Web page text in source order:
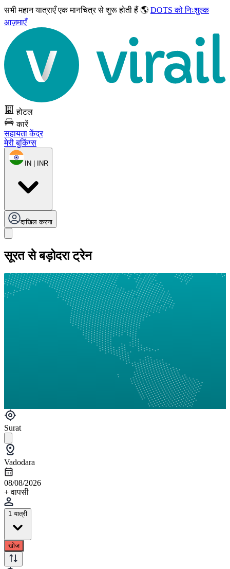
सभी महान यात्राएँएक मानचित्र से शुरू होती हैं 🌎 DOTS को निःशुल्क
आज़माएँ
होटल
कारें
सहायता केंद्र
मेरी बुकिंग्स
IN | INR
दाखिल करना
सूरत से बड़ोदरा ट्रेन
Surat
Vadodara
08/08/2026
+ वापसी
1 यात्री
खोज